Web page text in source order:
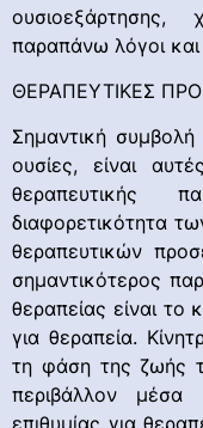
παραπάνω λόγοι
ΘΕΡΑΠΕΥΤΙΚΕΣ
Σημαντική
ουσίες, είναι
διαφορετικότητα
θεραπευτικών
σημαντικότερος
θεραπείας είναι το
για θεραπεία.
τη φάση της ζωής
περιβάλλον μέσα